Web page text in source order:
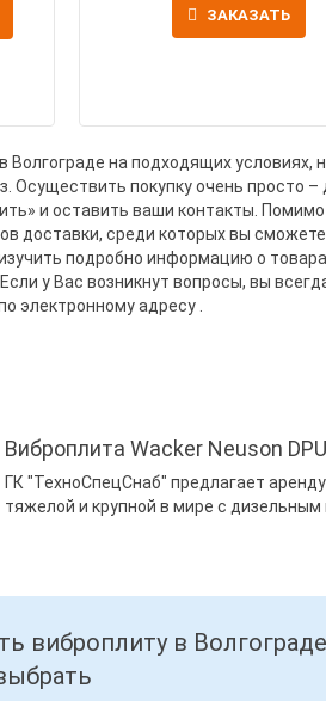
ЗАКАЗАТЬ
Волгограде на подходящих условиях,
Осуществить покупку очень просто
и оставить ваши контакты.
доставки, среди которых вы
подробно информацию о
у Вас возникнут вопросы, вы
электронному адресу .
Виброплита Wacker Neuson
ГК "ТехноСпецСнаб" предлагает
тяжелой и крупной в мире с
виброплиту в